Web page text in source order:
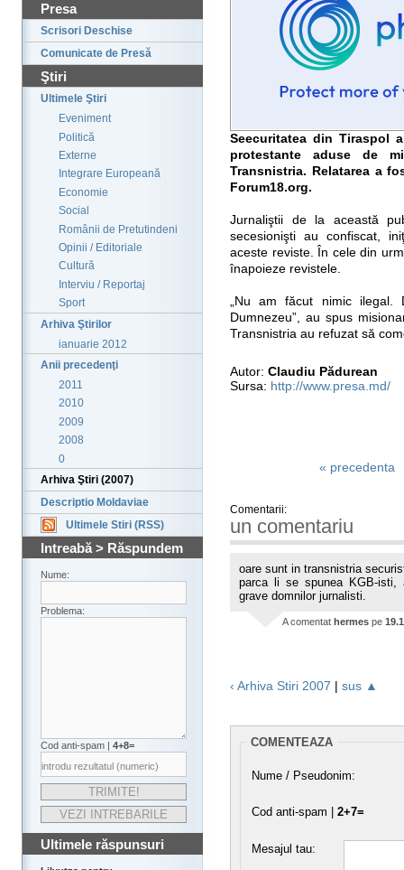
Presa
Scrisori Deschise
Comunicate de Presă
Ştiri
Ultimele Ştiri
Eveniment
Politică
Externe
Integrare Europeană
Economie
Social
Românii de Pretutindeni
Opinii / Editoriale
Cultură
Interviu / Reportaj
Sport
Arhiva Ştirilor
ianuarie 2012
Anii precedenţi
2011
2010
2009
2008
0
Arhiva Ştiri (2007)
Descriptio Moldaviae
Ultimele Stiri (RSS)
Intreabă > Răspundem
Nume:
Problema:
Cod anti-spam | 4+8=
Ultimele răspunsuri
Seecuritatea din Tiraspol
protestante aduse de
Transnistria. Relatarea a
Forum18.org.
Jurnaliştii de la această
secesionişti au confiscat,
aceste reviste. În cele din
înapoieze revistele.
„Nu am făcut nimic
Dumnezeu”, au spus
Transnistria au refuzat să
Autor: Claudiu Pădurean
Sursa: http://www.presa.md/
« precedenta
Comentarii:
un comentariu
oare sunt in transnistria
parca li se spunea KGB-
grave domnilor jurnalisti.
A comentat hermes pe
‹ Arhiva Stiri 2007 | sus ▲
COMENTEAZA
Nume / Pseudonim:
Cod anti-spam | 2+7=
Mesajul tau: